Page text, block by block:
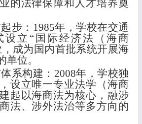
的法律保障和人才培养奠
步：1985年，学校在交通
设立“国际经济法（海商
成为国内首批系统开展海
单位。
系构建：2008年，学校独
设立唯一专业法学（海商
起以海商法为核心，融涉
法、涉外法治等多方向的